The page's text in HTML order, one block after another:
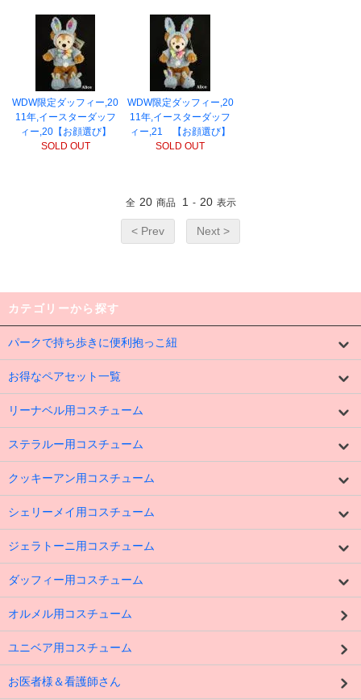
WDW限定ダッフィー,20
11年,イースターダッフ
ィー,20【お顔選び】
SOLD OUT
WDW限定ダッフィー,20
11年,イースターダッフ
ィー,21 【お顔選び】
SOLD OUT
全 20 商品 1 - 20 表示
< Prev Next >
カテゴリーから探す
パークで持ち歩きに便利抱っこ紐
お得なペアセット一覧
リーナベル用コスチューム
ステラルー用コスチューム
クッキーアン用コスチューム
シェリーメイ用コスチューム
ジェラトーニ用コスチューム
ダッフィー用コスチューム
オルメル用コスチューム
ユニベア用コスチューム
お医者様＆看護師さん